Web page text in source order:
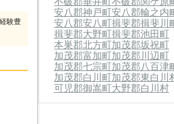
経験豊
安八郡神戸町安八郡輪之内
安八郡安八町揖斐郡揖斐川
揖斐郡大野町揖斐郡池田町
本巣郡北方町加茂郡坂祝町
加茂郡富加町加茂郡川辺町
加茂郡七宗町加茂郡八百津
加茂郡白川町加茂郡東白川
可児郡御嵩町大野郡白川村